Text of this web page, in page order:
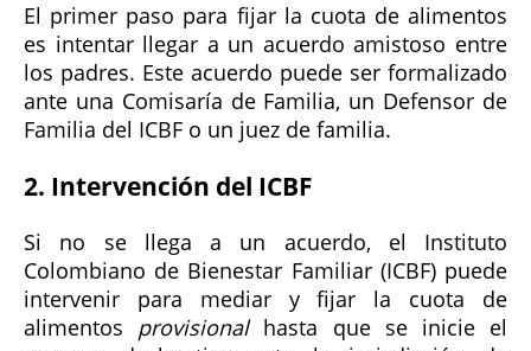
El primer paso para fijar la cuota de alimentos
es intentar llegar a un acuerdo amistoso entre
los padres. Este acuerdo puede ser formalizado
ante una Comisaría de Familia, un Defensor de
Familia del ICBF o un juez de familia.
2. Intervención del ICBF
Si no se llega a un acuerdo, el Instituto
Colombiano de Bienestar Familiar (ICBF) puede
intervenir para mediar y fijar la cuota de
alimentos provisionalhasta que se inicie el